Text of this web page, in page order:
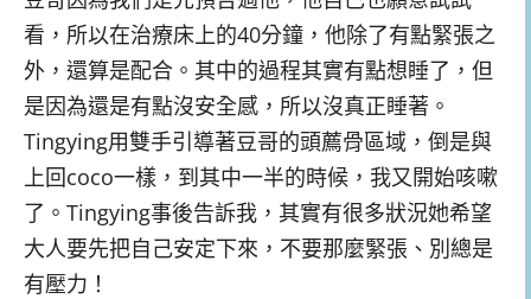
看，所以在治療床上的40分鐘，他除了有點緊張之
外，還算是配合。其中的過程其實有點想睡了，但
是因為還是有點沒安全感，所以沒真正睡著。
Tingying用雙手引導著豆哥的頭薦骨區域，倒是與
上回coco一樣，到其中一半的時候，我又開始咳嗽
了。Tingying事後告訴我，其實有很多狀況她希望
大人要先把自己安定下來，不要那麼緊張、別總是
有壓力！